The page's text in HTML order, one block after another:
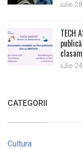
iulie
TECH
iulie
CATEGORII
Cultura